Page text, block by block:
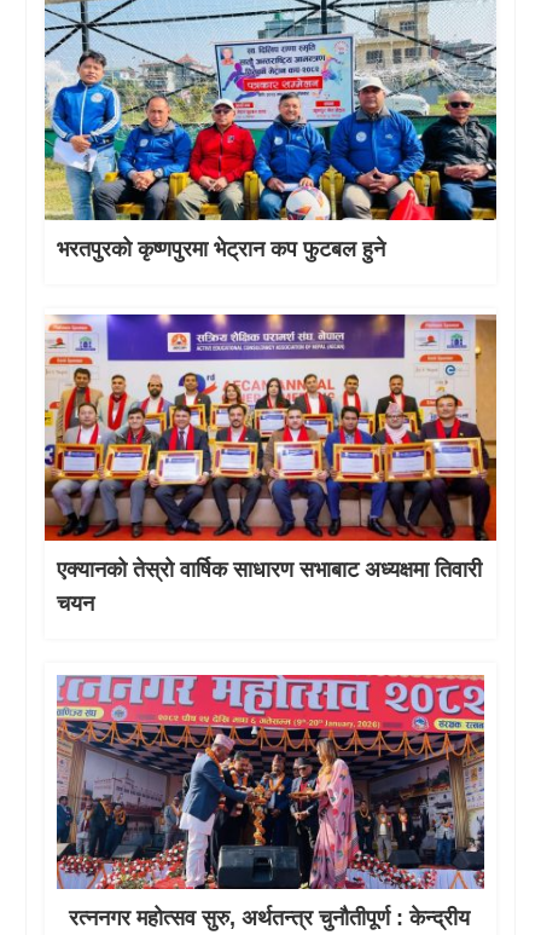
भरतपुरको कृष्णपुरमा भेट्रान कप फुटबल हुने
एक्यानको तेस्रो वार्षिक साधारण सभाबाट अध्यक्षमा तिवारी
चयन
रत्ननगर महोत्सव सुरु, अर्थतन्त्र चुनौतीपूर्ण : केन्द्रीय